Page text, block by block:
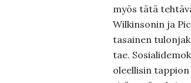
myös tätä
Wilkinsonin ja
tasainen
tae.
oleellisin